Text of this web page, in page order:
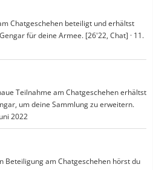
Chatgeschehen beteiligt und erhältst
für deine Armee. [26'22, Chat]
11.
Teilnahme am Chatgeschehen erhältst
um deine Sammlung zu erweitern.
2022
Beteiligung am Chatgeschehen hörst du